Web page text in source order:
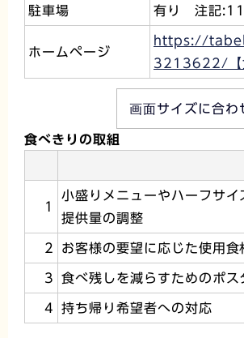
駐車場 有り 注記
ホームページ
https://
3213622/【
画面サイズに合わ
食べきりの取組
1
小盛りメニューやハーフサ
提供量の調整
2 お客様の要望に応じた使用食
3 食べ残しを減らすためのポ
4 持ち帰り希望者への対応